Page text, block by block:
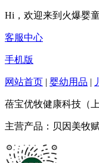
Hi，欢迎来到火爆婴
客服中心
手机版
网站首页 | 婴幼用品 |
蓓宝优牧健康科技（
主营产品：贝因美牧